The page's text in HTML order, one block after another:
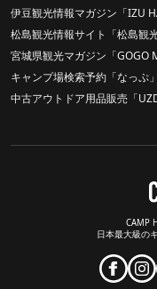
伊豆観光情報マガジン「IZU
松島観光情報サイト「松島観
宮城県観光マガジン「GOGO
キャンプ場検索予約「なっぷ」
中古アウトドア用品販売「
CAMP
日本最大級の